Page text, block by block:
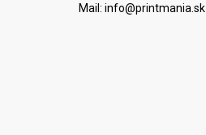
Mail: info@printmania.sk